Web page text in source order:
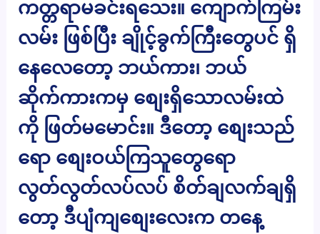
ကတ္တရာမခင်းရသေး။ ကျောက်ကြမ်း
လမ်း ဖြစ်ပြီး ချိုင့်ခွက်ကြီးတွေပင် ရှိ
နေလေတော့ ဘယ်ကား၊ ဘယ်
ဆိုက်ကားကမှ စျေးရှိသောလမ်းထဲ
ကို ဖြတ်မမောင်း။ ဒီတော့ စျေးသည်
ရော စျေးဝယ်ကြသူတွေရော
လွတ်လွတ်လပ်လပ် စိတ်ချလက်ချရှိ
တော့ ဒီပျံကျစျေးလေးက တနေ့